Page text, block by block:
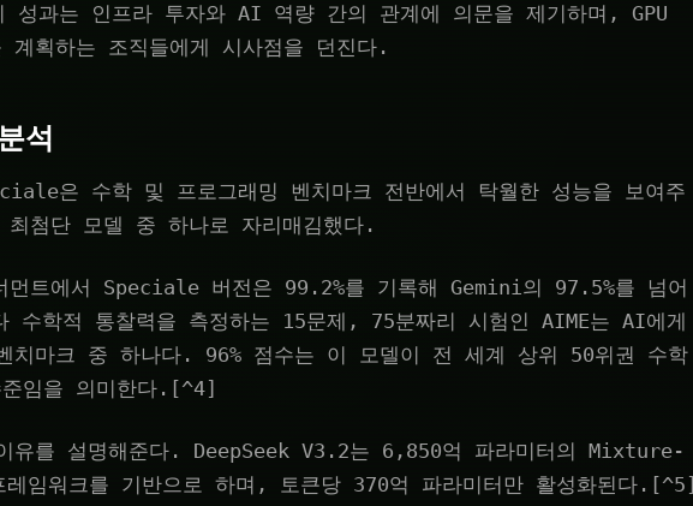
성과는 인프라 투자와 AI 역량 간의 관계에 의문을 제기하며, GPU
계획하는 조직들에게 시사점을 던진다.
석
은 수학 및 프로그래밍 벤치마크 전반에서 탁월한 성능을 보여주
첨단 모델 중 하나로 자리매김했다.
먼트에서 Speciale 버전은 99.2%를 기록해 Gemini의 97.5%를 넘어
학적 통찰력을 측정하는 15문제, 75분짜리 시험인 AIME는 AI에게
치마크 중 하나다. 96% 점수는 이 모델이 전 세계 상위 50위권 수학
임을 의미한다.[^4]
유를 설명해준다. DeepSeek V3.2는 6,850억 파라미터의 Mixture-
임워크를 기반으로 하며, 토큰당 370억 파라미터만 활성화된다.[^5]